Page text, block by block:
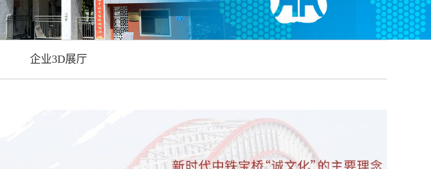
企业3D展厅